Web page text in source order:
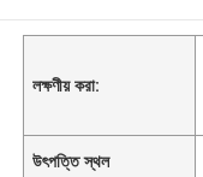
লক্ষণীয় করা:
উৎপত্তি স্থল